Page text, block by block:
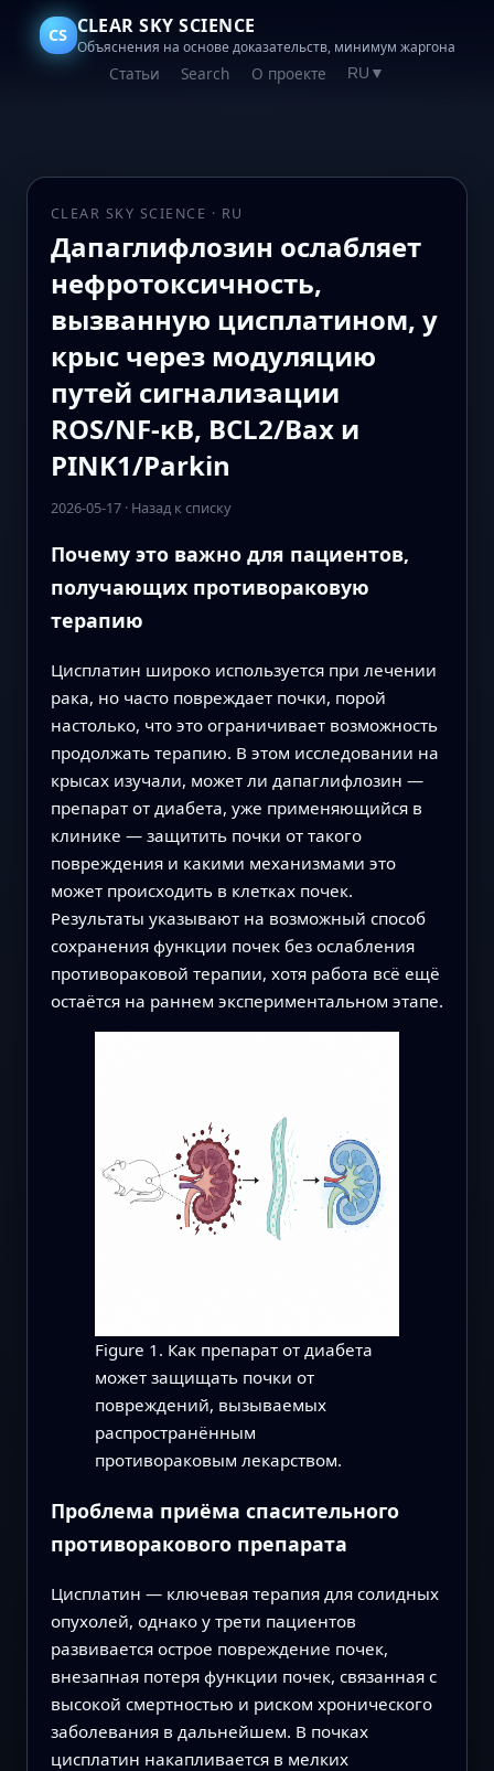
CS CLEAR SKY SCIENCE
Объяснения на основе доказательств, минимум жаргона
Статьи Search О проекте RU ▼
CLEAR SKY SCIENCE · RU
Дапаглифлозин ослабляет
нефротоксичность,
вызванную цисплатином, у
крыс через модуляцию
путей сигнализации
ROS/NF-κB, BCL2/Bax и
PINK1/Parkin
2026-05-17· Назад к списку
Почему это важно для пациентов,
получающих противораковую
терапию
Цисплатин широко используется при лечении
рака, но часто повреждает почки, порой
настолько, что это ограничивает возможность
продолжать терапию. В этом исследовании на
крысах изучали, может ли дапаглифлозин —
препарат от диабета, уже применяющийся в
клинике — защитить почки от такого
повреждения и какими механизмами это
может происходить в клетках почек.
Результаты указывают на возможный способ
сохранения функции почек без ослабления
противораковой терапии, хотя работа всё ещё
остаётся на раннем экспериментальном этапе.
Figure 1. Как препарат от диабета
может защищать почки от
повреждений, вызываемых
распространённым
противораковым лекарством.
Проблема приёма спасительного
противоракового препарата
Цисплатин — ключевая терапия для солидных
опухолей, однако у трети пациентов
развивается острое повреждение почек,
внезапная потеря функции почек, связанная с
высокой смертностью и риском хронического
заболевания в дальнейшем. В почках
цисплатин накапливается в мелких